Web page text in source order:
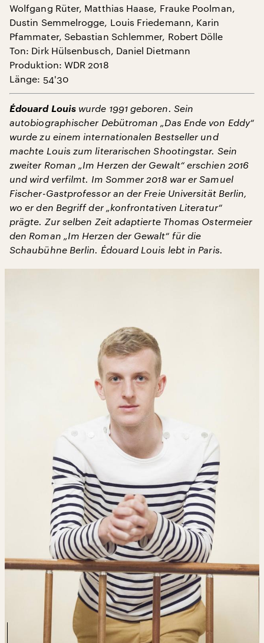
Wolfgang Rüter, Matthias Haase, Frauke Poolman,
Dustin Semmelrogge, Louis Friedemann, Karin
Pfammater, Sebastian Schlemmer, Robert Dölle
Ton: Dirk Hülsenbusch, Daniel Dietmann
Produktion: WDR 2018
Länge: 54'30
Édouard Louis wurde 1991 geboren. Sein
autobiographischer Debütroman „Das Ende von Eddy“
wurde zu einem internationalen Bestseller und
machte Louis zum literarischen Shootingstar. Sein
zweiter Roman „Im Herzen der Gewalt“ erschien 2016
und wird verfilmt. Im Sommer 2018 war er Samuel
Fischer-Gastprofessor an der Freie Universität Berlin,
wo er den Begriff der „konfrontativen Literatur“
prägte. Zur selben Zeit adaptierte Thomas Ostermeier
den Roman „Im Herzen der Gewalt“ für die
Schaubühne Berlin. Édouard Louis lebt in Paris.